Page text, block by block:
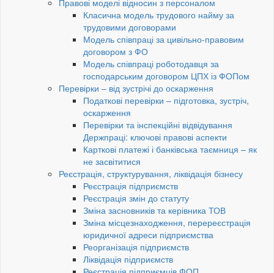
Правові моделі відносин з персоналом
Класична модель трудового найму за
трудовими договорами
Модель співпраці за цивільно-правовим
договором з ФО
Модель співпраці роботодавця за
господарським договором ЦПХ із ФОПом
Перевірки – від зустрічі до оскарження
Податкові перевірки – підготовка, зустріч,
оскарження
Перевірки та інспекційні відвідування
Держпраці: ключові правові аспекти
Карткові платежі і банківська таємниця – як
не засвітитися
Реєстрація, структурування, ліквідація бізнесу
Реєстрація підприємств
Реєстрація змін до статуту
Зміна засновників та керівника ТОВ
Зміна місцезнаходження, перереєстрація
юридичної адреси підприємства
Реорганізація підприємств
Ліквідація підприємств